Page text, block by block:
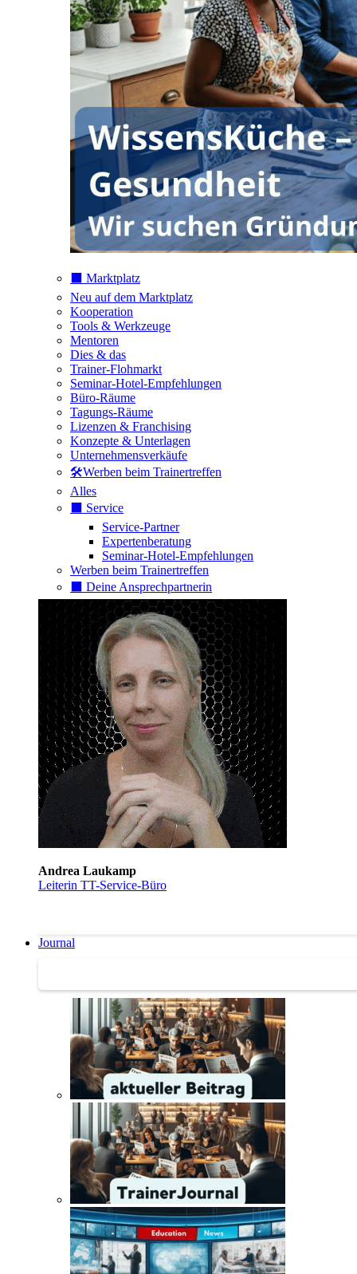
⬛️ Marktplatz
Neu auf dem Marktplatz
Kooperation
Tools & Werkzeuge
Mentoren
Dies & das
Trainer-Flohmarkt
Seminar-Hotel-Empfehlungen
Büro-Räume
Tagungs-Räume
Lizenzen & Franchising
Konzepte & Unterlagen
Unternehmensverkäufe
🛠️Werben beim Trainertreffen
Alles
⬛️ Service
Service-Partner
Expertenberatung
Seminar-Hotel-Empfehlungen
Werben beim Trainertreffen
⬛️ Deine Ansprechpartnerin
Andrea Laukamp
Leiterin TT-Service-Büro
Journal